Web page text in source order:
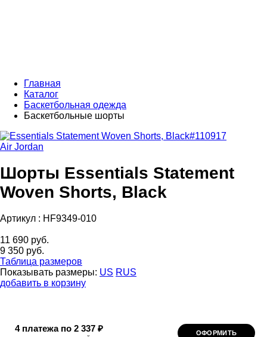
Главная
Каталог
Баскетбольная одежда
Баскетбольные шорты
Air Jordan
Шорты Essentials Statement
Woven Shorts, Black
Артикул : HF9349-010
11 690 руб.
9 350 руб.
Таблица размеров
Показывать размеры: US RUS
добавить в корзину
4 платежа по 2 337 ₽ ОФОРМИТЬ